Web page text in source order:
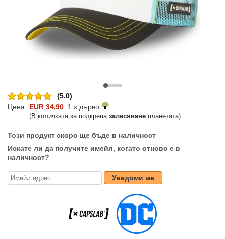
(5.0)
Цена: EUR 34,90 1 x дърво
(В количката за подкрепа залесяване планетата)
Този продукт скоро ще бъде в наличност
Искате ли да получите имейл, когато отново е в
наличност?
Уведоми ме